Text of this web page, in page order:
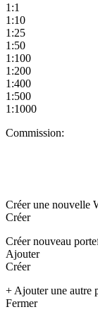
1:1
1:10
1:25
1:50
1:100
1:200
1:400
1:500
1:1000
Commission:
Créer une nouvelle
Créer
Créer nouveau
Ajouter
Créer
+ Ajouter une autre
Fermer